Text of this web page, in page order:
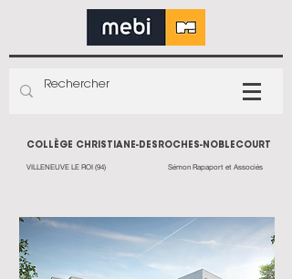
COLLÈGE CHRISTIANE-DESROCHES-NOBLECOURT
VILLENEUVE LE ROI (94) Sémon Rapaport et Associés